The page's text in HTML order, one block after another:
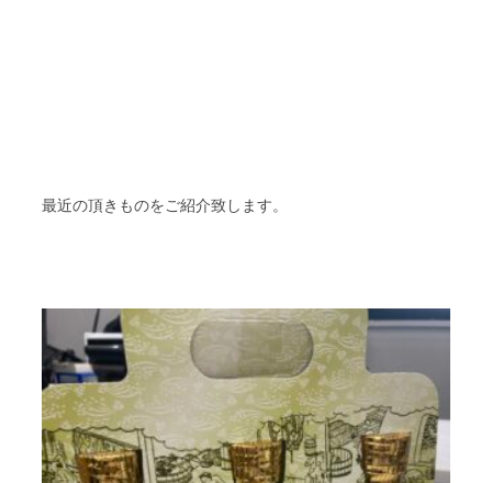
最近の頂きものをご紹介致します。